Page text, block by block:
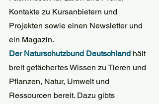
Kontakte zu Kursanbietern und
Projekten sowie einen Newsletter und
ein Magazin.
Der Naturschutzbund Deutschland hält
breit gefächertes Wissen zu Tieren und
Pflanzen, Natur, Umwelt und
Ressourcen bereit. Dazu gibts